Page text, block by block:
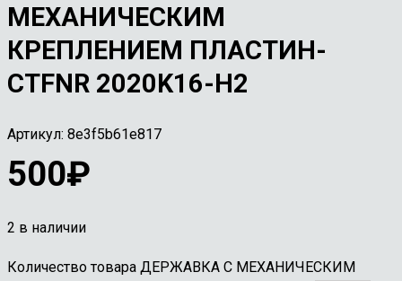
МЕХАНИЧЕСКИМ
КРЕПЛЕНИЕМ ПЛАСТИН-
CTFNR 2020K16-H2
Артикул: 8e3f5b61e817
500₽
2 в наличии
Количество товара ДЕРЖАВКА С МЕХАНИЧЕСКИМ